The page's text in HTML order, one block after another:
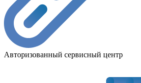
Авторизованный сервисный центр